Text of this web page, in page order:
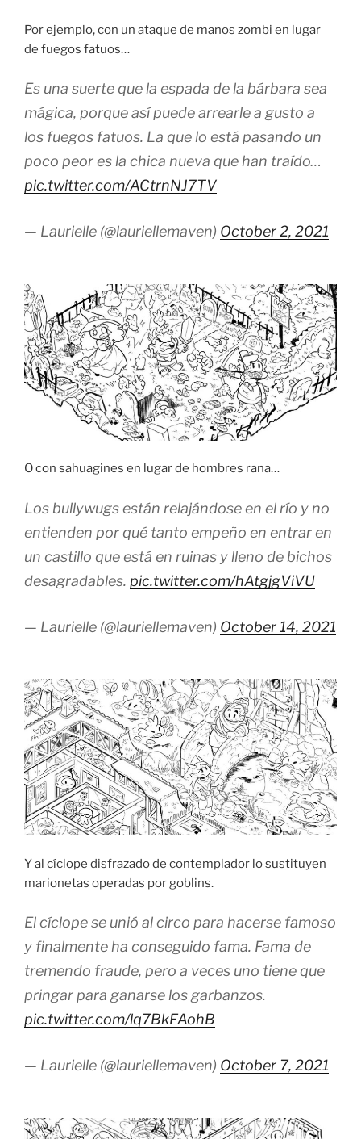
Por ejemplo, con un ataque de manos zombi en lugar
de fuegos fatuos…
Es una suerte que la espada de la bárbara sea
mágica, porque así puede arrearle a gusto a
los fuegos fatuos. La que lo está pasando un
poco peor es la chica nueva que han traído…
pic.twitter.com/ACtrnNJ7TV
— Laurielle (@lauriellemaven) October 2, 2021
O con sahuagines en lugar de hombres rana…
Los bullywugs están relajándose en el río y no
entienden por qué tanto empeño en entrar en
un castillo que está en ruinas y lleno de bichos
desagradables. pic.twitter.com/hAtgjgViVU
— Laurielle (@lauriellemaven) October 14, 2021
Y al cíclope disfrazado de contemplador lo sustituyen
marionetas operadas por goblins.
El cíclope se unió al circo para hacerse famoso
y finalmente ha conseguido fama. Fama de
tremendo fraude, pero a veces uno tiene que
pringar para ganarse los garbanzos.
pic.twitter.com/lq7BkFAohB
— Laurielle (@lauriellemaven) October 7, 2021